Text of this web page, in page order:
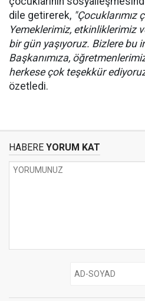
dile getirerek, "Çocuklarımız
Yemeklerimiz, etkinliklerimiz
bir gün yaşıyoruz. Bizlere bu
Başkanımıza,
herkese çok teşekkür
özetledi.
HABERE YORUM KAT